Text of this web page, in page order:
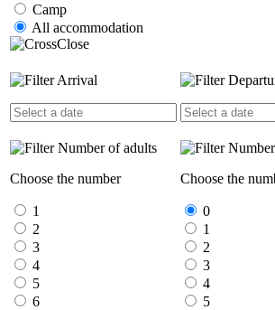
Camp
All accommodation
Close
Arrival
Number of adults
Choose the number
1
2
3
4
5
6
Choose the
0
1
2
3
4
5